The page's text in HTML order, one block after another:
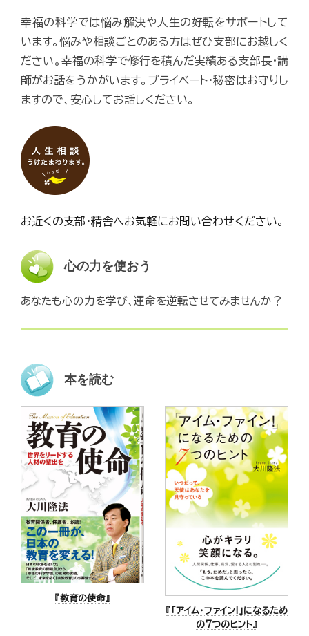
幸福の科学では悩み解決や人生の好転をサポートして
います。悩みや相談ごとのある方はぜひ支部にお越しく
ださい。幸福の科学で修行を積んだ実績ある支部長・講
師がお話をうかがいます。プライベート・秘密はお守りし
ますので、安心してお話しください。
お近くの支部・精舎へお気軽にお問い合わせください。
心の力を使おう
あなたも心の力を学び、運命を逆転させてみませんか？
本を読む
『教育の使命』
『「アイム・ファイン!」になるため
の7つのヒント』